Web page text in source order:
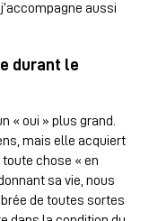
aussi
durant le
« oui » plus grand.
mais elle acquiert
chose « en
sa vie, nous
de toutes sortes